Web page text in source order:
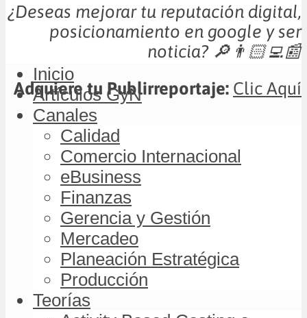
¿Deseas mejorar tu reputación digital,
posicionamiento en google y ser
noticia? 🔎👨🏻‍💻📰
Adquiere tu Publirreportaje: Clic Aquí
Inicio
Artículos GyN
Canales
Calidad
Comercio Internacional
eBusiness
Finanzas
Gerencia y Gestión
Mercadeo
Planeación Estratégica
Producción
Teorías